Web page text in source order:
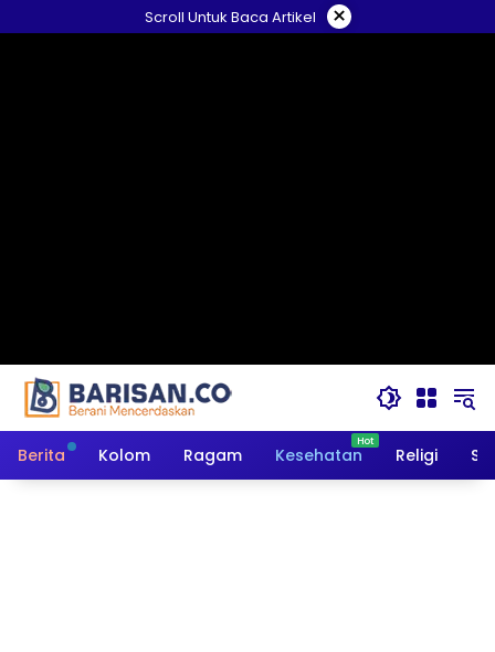
ke
Scroll Untuk Baca Artikel ×
Berita Kolom Ragam Kesehatan Religi